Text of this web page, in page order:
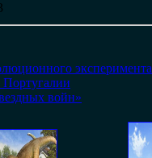
эксперимента
войн»